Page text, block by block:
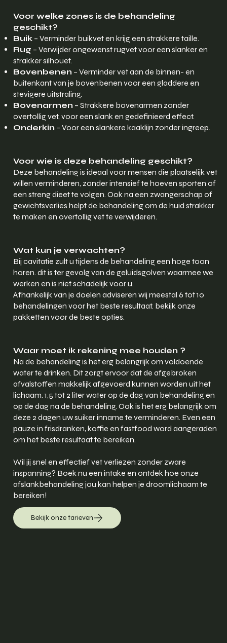
Voor welke zones is de behandeling
geschikt?
Buik – Verminder buikvet en krijg een strakkere taille.
Rug – Verwijder ongewenst rugvet voor een slanker en
strakker silhouet.
Bovenbenen – Verminder vet aan de binnen- en
buitenkant van je bovenbenen voor een gladdere en
stevigere uitstraling.
Bovenarmen – Strakkere bovenarmen zonder
overtollig vet, voor een slank en gedefinieerd effect.
Onderkin – Voor een slankere kaaklijn zonder ingreep.
Voor wie is deze behandeling geschikt?
Deze behandeling is ideaal voor mensen die plaatselijk vet
willen verminderen, zonder intensief te hoeven sporten of
een streng dieet te volgen. Ook na een zwangerschap of
gewichtsverlies helpt de behandeling om de huid strakker
te maken en overtollig vet te verwijderen.
Wat kun je verwachten?
Bij cavitatie zult u tijdens de behandeling een hoge toon
horen. dit is ter gevolg van de geluidsgolven waarmee we
werken en is niet schadelijk voor u.
Afhankelijk van je doelen adviseren wij meestal 6 tot 10
behandelingen voor het beste resultaat. bekijk onze
pakketten voor de beste opties.
Waar moet ik rekening mee houden ?
Na de behandeling is het erg belangrijk om voldoende
water te drinken. Dit zorgt ervoor dat de afgebroken
afvalstoffen makkelijk afgevoerd kunnen worden uit het
lichaam. 1,5 tot 2 liter water op de dag van behandeling en
op de dag na de behandeling. Ook is het erg belangrijk om
deze 2 dagen uw suiker inname te verminderen. Even een
pauze in frisdranken, koffie en fastfood word aangeraden
om het beste resultaat te bereiken.
Wil jij snel en effectief vet verliezen zonder zware
inspanning? Boek nu een intake en ontdek hoe onze
afslankbehandeling jou kan helpen je droomlichaam te
bereiken!
Bekijk onze tarieven